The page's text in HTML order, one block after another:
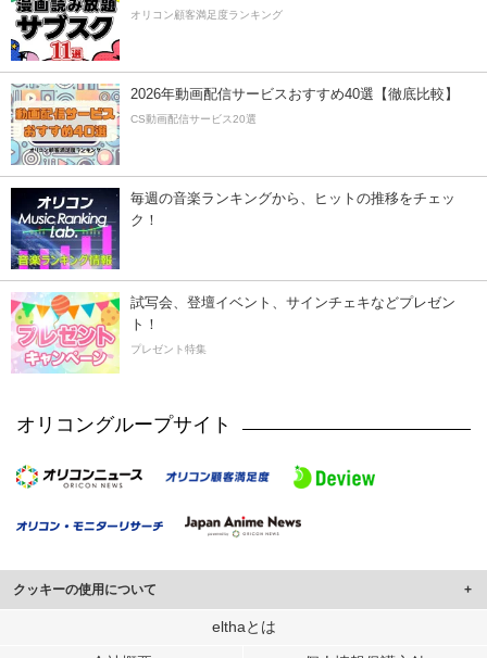
オリコン顧客満足度ランキング
2026年動画配信サービスおすすめ40選【徹底比較】
CS動画配信サービス20選
毎週の音楽ランキングから、ヒットの推移をチェッ
ク！
試写会、登壇イベント、サインチェキなどプレゼン
ト！
プレゼント特集
オリコングループサイト
クッキーの使用について
このサイトでは Cookie を使用して、ユーザーに合わせたコンテンツや広告の
elthaとは